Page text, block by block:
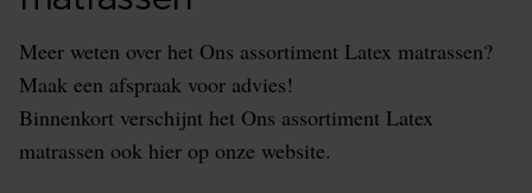
Meer weten over het Ons assortiment Latex matrassen?
Maak een afspraak voor advies!
Binnenkort verschijnt het Ons assortiment Latex
matrassen ook hier op onze website.